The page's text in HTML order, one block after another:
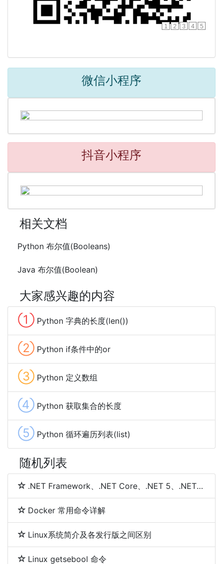
1 2 3 4 5
微信小程序
抖音小程序
相关文档
Python 布尔值(Booleans)
Java 布尔值(Boolean)
大家感兴趣的内容
① Python 字典的长度(len())
② Python if条件中的or
③ Python 定义数组
④ Python 获取集合的长度
⑤ Python 循环遍历列表(list)
随机列表
.NET Framework、.NET Core、.NET 5、.NET 6和.NET 7 简介及区别
Docker 常用命令详解
Linux系统简介及各发行版之间区别
Linux getsebool 命令